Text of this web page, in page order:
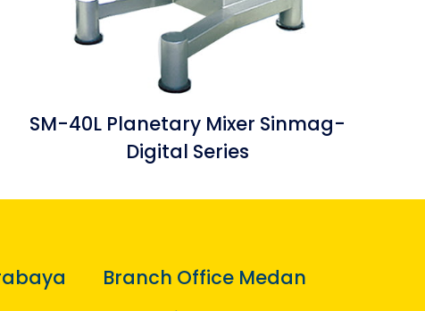
SM-40L Planetary Mixer Sinmag-
Digital Series
Branch Office Medan